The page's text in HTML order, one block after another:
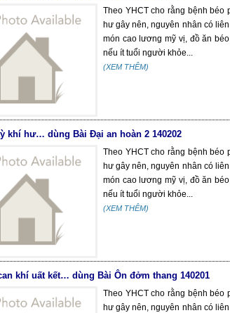
Theo YHCT cho rằng bệnh béo
hư gây nên, nguyên nhân có
món cao lương mỹ vị, đồ ăn
nếu ít tuổi người khỏe...
(XEM THÊM)
khí hư… dùng Bài Đại an hoàn 2 140202
Theo YHCT cho rằng bệnh béo
hư gây nên, nguyên nhân có
món cao lương mỹ vị, đồ ăn
nếu ít tuổi người khỏe...
(XEM THÊM)
khí uất kết… dùng Bài Ôn đởm thang 140201
Theo YHCT cho rằng bệnh béo
hư gây nên, nguyên nhân có